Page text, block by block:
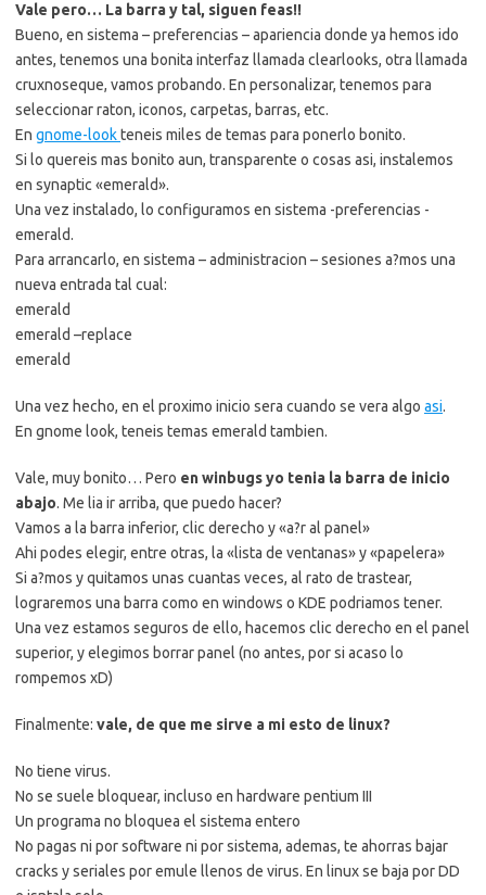
Vale pero… La barra y tal, siguen feas!!
Bueno, en sistema – preferencias – apariencia donde ya hemos ido
antes, tenemos una bonita interfaz llamada clearlooks, otra llamada
cruxnoseque, vamos probando. En personalizar, tenemos para
seleccionar raton, iconos, carpetas, barras, etc.
En gnome-lookteneis miles de temas para ponerlo bonito.
Si lo quereis mas bonito aun, transparente o cosas asi, instalemos
en synaptic «emerald».
Una vez instalado, lo configuramos en sistema -preferencias -
emerald.
Para arrancarlo, en sistema – administracion – sesiones a?mos una
nueva entrada tal cual:
emerald
emerald –replace
emerald
Una vez hecho, en el proximo inicio sera cuando se vera algo asi.
En gnome look, teneis temas emerald tambien.
Vale, muy bonito… Pero en winbugs yo tenia la barra de inicio
abajo. Me lia ir arriba, que puedo hacer?
Vamos a la barra inferior, clic derecho y «a?r al panel»
Ahi podes elegir, entre otras, la «lista de ventanas» y «papelera»
Si a?mos y quitamos unas cuantas veces, al rato de trastear,
lograremos una barra como en windows o KDE podriamos tener.
Una vez estamos seguros de ello, hacemos clic derecho en el panel
superior, y elegimos borrar panel (no antes, por si acaso lo
rompemos xD)
Finalmente: vale, de que me sirve a mi esto de linux?
No tiene virus.
No se suele bloquear, incluso en hardware pentium III
Un programa no bloquea el sistema entero
No pagas ni por software ni por sistema, ademas, te ahorras bajar
cracks y seriales por emule llenos de virus. En linux se baja por DD